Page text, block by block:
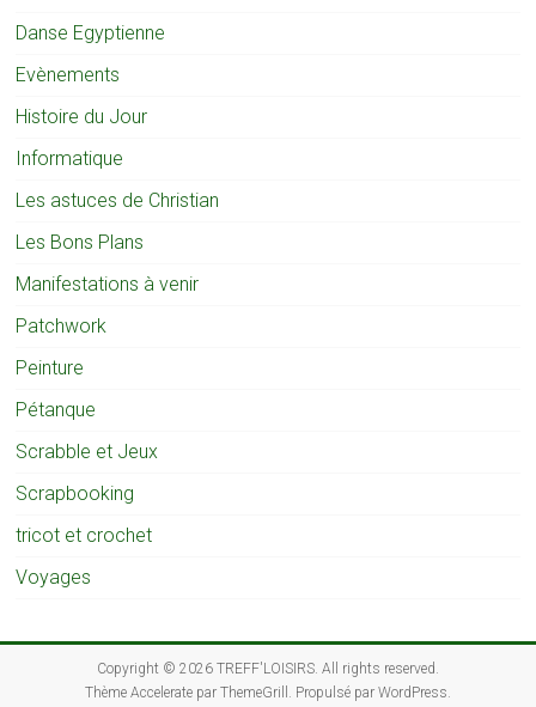
Danse Egyptienne
Evènements
Histoire du Jour
Informatique
Les astuces de Christian
Les Bons Plans
Manifestations à venir
Patchwork
Peinture
Pétanque
Scrabble et Jeux
Scrapbooking
tricot et crochet
Voyages
Copyright © 2026 TREFF'LOISIRS. All rights reserved.
Thème Acceleratepar ThemeGrill. Propulsé par WordPress.